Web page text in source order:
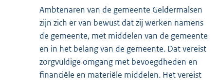
Ambtenaren van de gemeente Geldermalsen
zijn zich er van bewust dat zij werken namens
de gemeente, met middelen van de gemeente
en in het belang van de gemeente. Dat vereist
zorgvuldige omgang met bevoegdheden en
financiële en materiële middelen. Het vereist